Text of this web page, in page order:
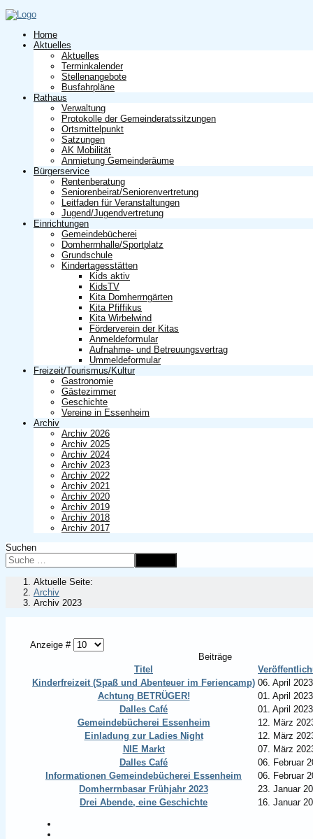
Home
Aktuelles
Aktuelles
Terminkalender
Stellenangebote
Busfahrpläne
Rathaus
Verwaltung
Protokolle der Gemeinderatssitzungen
Ortsmittelpunkt
Satzungen
AK Mobilität
Anmietung Gemeinderäume
Bürgerservice
Rentenberatung
Seniorenbeirat/Seniorenvertretung
Leitfaden für Veranstaltungen
Jugend/Jugendvertretung
Einrichtungen
Gemeindebücherei
Domherrnhalle/Sportplatz
Grundschule
Kindertagesstätten
Kids aktiv
KidsTV
Kita Domherrngärten
Kita Pfiffikus
Kita Wirbelwind
Förderverein der Kitas
Anmeldeformular
Aufnahme- und Betreuungsvertrag
Ummeldeformular
Freizeit/Tourismus/Kultur
Gastronomie
Gästezimmer
Geschichte
Vereine in Essenheim
Archiv
Archiv 2026
Archiv 2025
Archiv 2024
Archiv 2023
Archiv 2022
Archiv 2021
Archiv 2020
Archiv 2019
Archiv 2018
Archiv 2017
Suchen
Aktuelle Seite:
Archiv
Archiv 2023
Anzeige #
Beiträge
Titel
Kinderfreizeit (Spaß und Abenteuer im Feriencamp) 06. April 2023
Achtung BETRÜGER!
01. April 2023
Dalles Café
01. April 2023
Gemeindebücherei Essenheim
12. März
Einladung zur Ladies Night
12. März
NIE Markt
07. März
Dalles Café
06. Februar
Informationen Gemeindebücherei Essenheim
06. Februar
Domherrnbasar Frühjahr 2023
23. Januar
Drei Abende, eine Geschichte
16. Januar